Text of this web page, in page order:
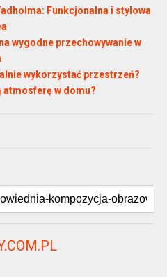
Funkcjonalna i stylowa
wygodne przechowywanie w
wykorzystać przestrzeń?
w domu?